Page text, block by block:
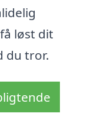
løst dit
du tror.